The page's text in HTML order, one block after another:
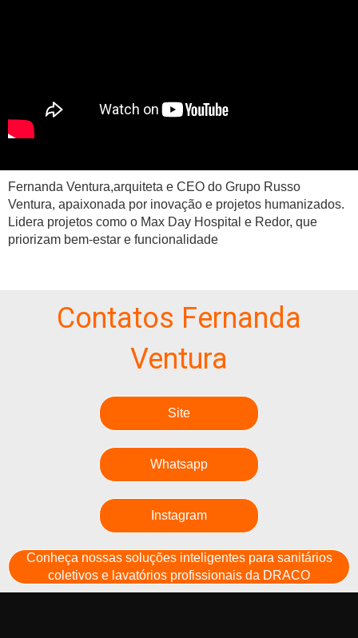
Fernanda Ventura,arquiteta e CEO do Grupo Russo
Ventura, apaixonada por inovação e projetos humanizados.
Lidera projetos como o Max Day Hospital e Redor, que
priorizam bem-estar e funcionalidade
Contatos Fernanda
Ventura
Site
Whatsapp
Instagram
Conheça nossas soluções inteligentes para sanitários
coletivos e lavatórios profissionais da DRACO